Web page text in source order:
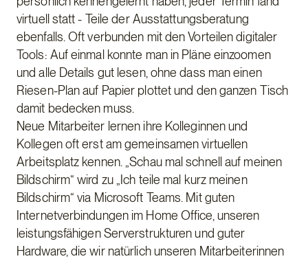
virtuell statt - Teile der Ausstattungsberatung
ebenfalls. Oft verbunden mit den Vorteilen digitaler
Tools: Auf einmal konnte man in Pläne einzoomen
und alle Details gut lesen, ohne dass man einen
Riesen-Plan auf Papier plottet und den ganzen Tisch
damit bedecken muss.
Neue Mitarbeiter lernen ihre Kolleginnen und
Kollegen oft erst am gemeinsamen virtuellen
Arbeitsplatz kennen. „Schau mal schnell auf meinen
Bildschirm“ wird zu „Ich teile mal kurz meinen
Bildschirm“ via Microsoft Teams. Mit guten
Internetverbindungen im Home Office, unseren
leistungsfähigen Serverstrukturen und guter
Hardware, die wir natürlich unseren Mitarbeiterinnen